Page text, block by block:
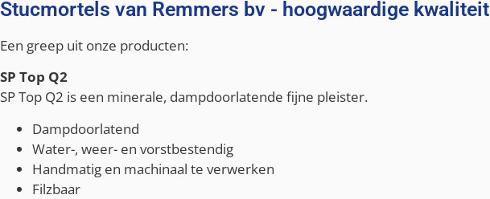
Stucmortels van Remmers bv - hoogwaardige kwaliteit
Een greep uit onze producten:
SP Top Q2
SP Top Q2 is een minerale, dampdoorlatende fijne pleister.
Dampdoorlatend
Water-, weer- en vorstbestendig
Handmatig en machinaal te verwerken
Filzbaar